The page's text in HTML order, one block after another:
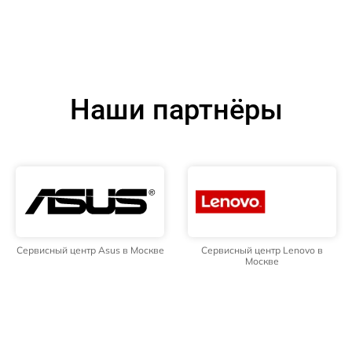
Наши партнёры
Сервисный центр Asus в Москве
Сервисный центр Lenovo в
Москве